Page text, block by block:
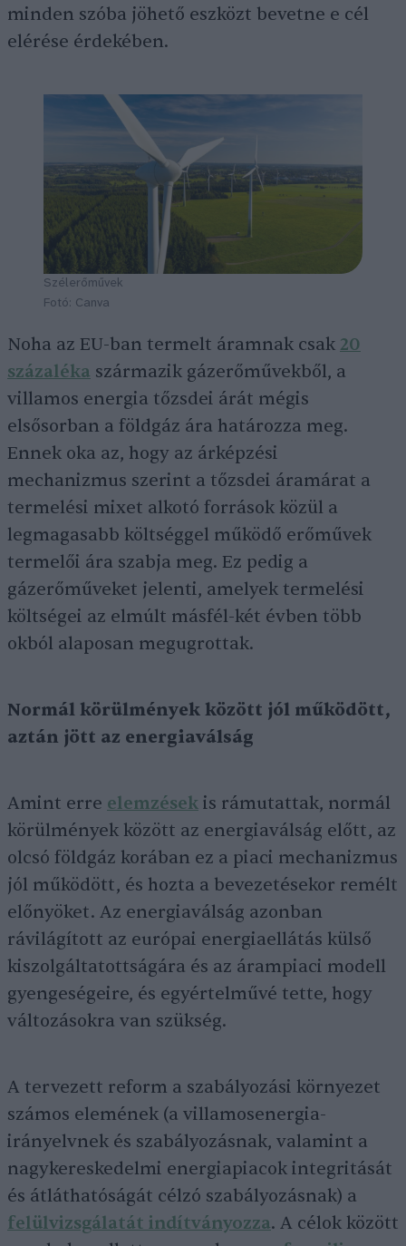
minden szóba jöhető eszközt bevetne e cél
elérése érdekében.
Szélerőművek
Fotó: Canva
Noha az EU-ban termelt áramnak csak 20
százaléka származik gázerőművekből, a
villamos energia tőzsdei árát mégis
elsősorban a földgáz ára határozza meg.
Ennek oka az, hogy az árképzési
mechanizmus szerint a tőzsdei áramárat a
termelési mixet alkotó források közül a
legmagasabb költséggel működő erőművek
termelői ára szabja meg. Ez pedig a
gázerőműveket jelenti, amelyek termelési
költségei az elmúlt másfél-két évben több
okból alaposan megugrottak.
Normál körülmények között jól működött,
aztán jött az energiaválság
Amint erre elemzések is rámutattak, normál
körülmények között az energiaválság előtt, az
olcsó földgáz korában ez a piaci mechanizmus
jól működött, és hozta a bevezetésekor remélt
előnyöket. Az energiaválság azonban
rávilágított az európai energiaellátás külső
kiszolgáltatottságára és az árampiaci modell
gyengeségeire, és egyértelművé tette, hogy
változásokra van szükség.
A tervezett reform a szabályozási környezet
számos elemének (a villamosenergia-
irányelvnek és szabályozásnak, valamint a
nagykereskedelmi energiapiacok integritását
és átláthatóságát célzó szabályozásnak) a
felülvizsgálatát indítványozza. A célok között